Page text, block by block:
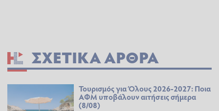
ΣΧΕΤΙΚΆ ΆΡΘΡΑ
Τουρισμός για Όλους 2026-2027: Ποια
ΑΦΜ υποβάλουν αιτήσεις σήμερα
(8/08)